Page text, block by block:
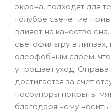
экрана, подходят для
голубое свечение
влияет на качество
светофильтру в
олеофобным слоем,
упрощает уход. Оправа
достигается за счет
носоупоры покрыты
благодаря чему